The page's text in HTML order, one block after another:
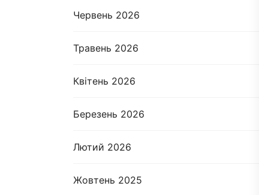
Червень 2026
Травень 2026
Квітень 2026
Березень 2026
Лютий 2026
Жовтень 2025